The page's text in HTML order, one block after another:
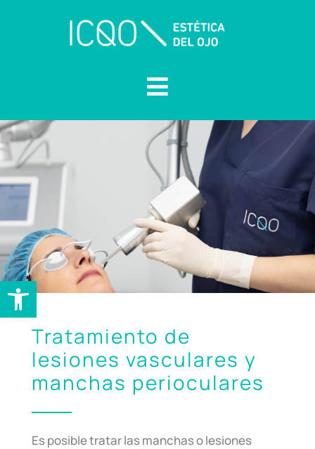
Abrir barra de herramientas
Tratamiento de
lesiones vasculares y
manchas perioculares
Es posible tratar las manchas o lesiones